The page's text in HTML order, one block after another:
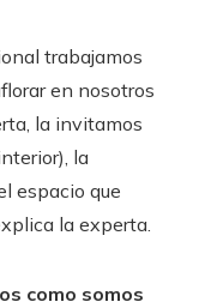
trabajamos
en nosotros
la invitamos
la
espacio que
la experta.
como somos